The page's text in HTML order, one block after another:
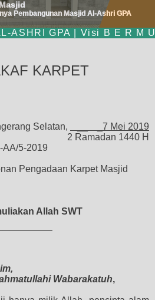
Pembangunan Masjid Al-Ashri GPA
GPA | Visi B E R M U
KARPET
Selatan, _7 Mei 2019
2 Ramadan 1440 H
AA/5-2019
Pengadaan Karpet Masjid
Allah SWT
Wabarakatuh,